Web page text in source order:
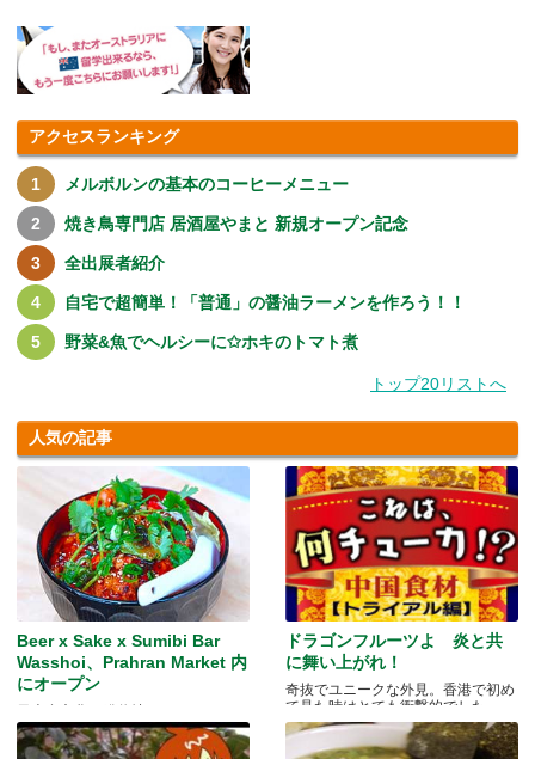
アクセスランキング
メルボルンの基本のコーヒーメニュー
焼き鳥専門店 居酒屋やまと 新規オープン記念
全出展者紹介
自宅で超簡単！「普通」の醤油ラーメンを作ろう！！
野菜&魚でヘルシーに✩ホキのトマト煮
トップ20リストへ
人気の記事
Beer x Sake x Sumibi Bar
Wasshoi、Prahran Market 内
にオープン
日本食文化の発信地
ドラゴンフルーツよ 炎と共
に舞い上がれ！
奇抜でユニークな外見。香港で初め
て見た時はとても衝撃的でした.....